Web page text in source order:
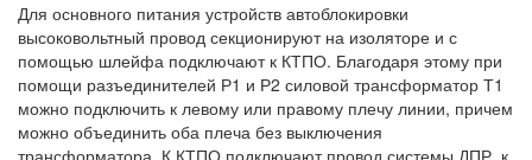
Для основного питания устройств автоблокировки
высоковольтный провод секционируют на изоляторе и с
помощью шлейфа подключают к КТПО. Благодаря этому при
помощи разъединителей Р1 и Р2 силовой трансформатор Т1
можно подключить к левому или правому плечу линии, причем
можно объединить оба плеча без выключения
трансформатора. К КТПО подключают провод системы ДПР, к